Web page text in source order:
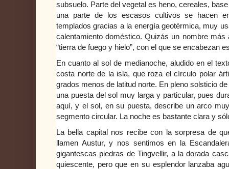
subsuelo. Parte del vegetal es heno, cereales,
una parte de los escasos cultivos se hacen
templados gracias a la energía geotérmica, muy
calentamiento doméstico. Quizás un nombre
“tierra de fuego y hielo”, con el que se encabezan
En cuanto al sol de medianoche, aludido en el
costa norte de la isla, que roza el círculo polar
grados menos de latitud norte. En pleno solsticio
una puesta del sol muy larga y particular, pues
aquí, y el sol, en su puesta, describe un arco
segmento circular. La noche es bastante clara y
La bella capital nos recibe con la sorpresa de
llamen Austur, y nos sentimos en la
gigantescas piedras de Tingvellir, a la dorada
quiescente, pero que en su esplendor lanzaba